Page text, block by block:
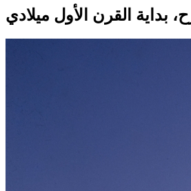
القرن الأول ميلادي